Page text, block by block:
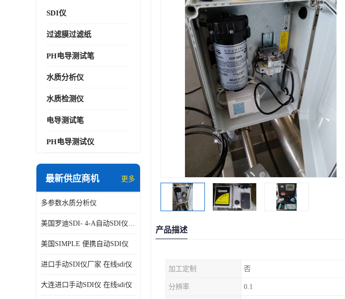
SDI仪
过滤膜过滤纸
PH电导测试笔
水质分析仪
水质检测仪
电导测试笔
PH电导测试仪
最新供应商机 更多
多参数水质分析仪
美国罗迪SDI- 4-A自动SDI仪在线分析仪污染指数仪
美国SIMPLE 便携自动SDI仪
进口手动SDI仪厂家 在线sdi仪
大连进口手动SDI仪 在线sdi仪
产品描述
加工定制 否
分辨率 0.1